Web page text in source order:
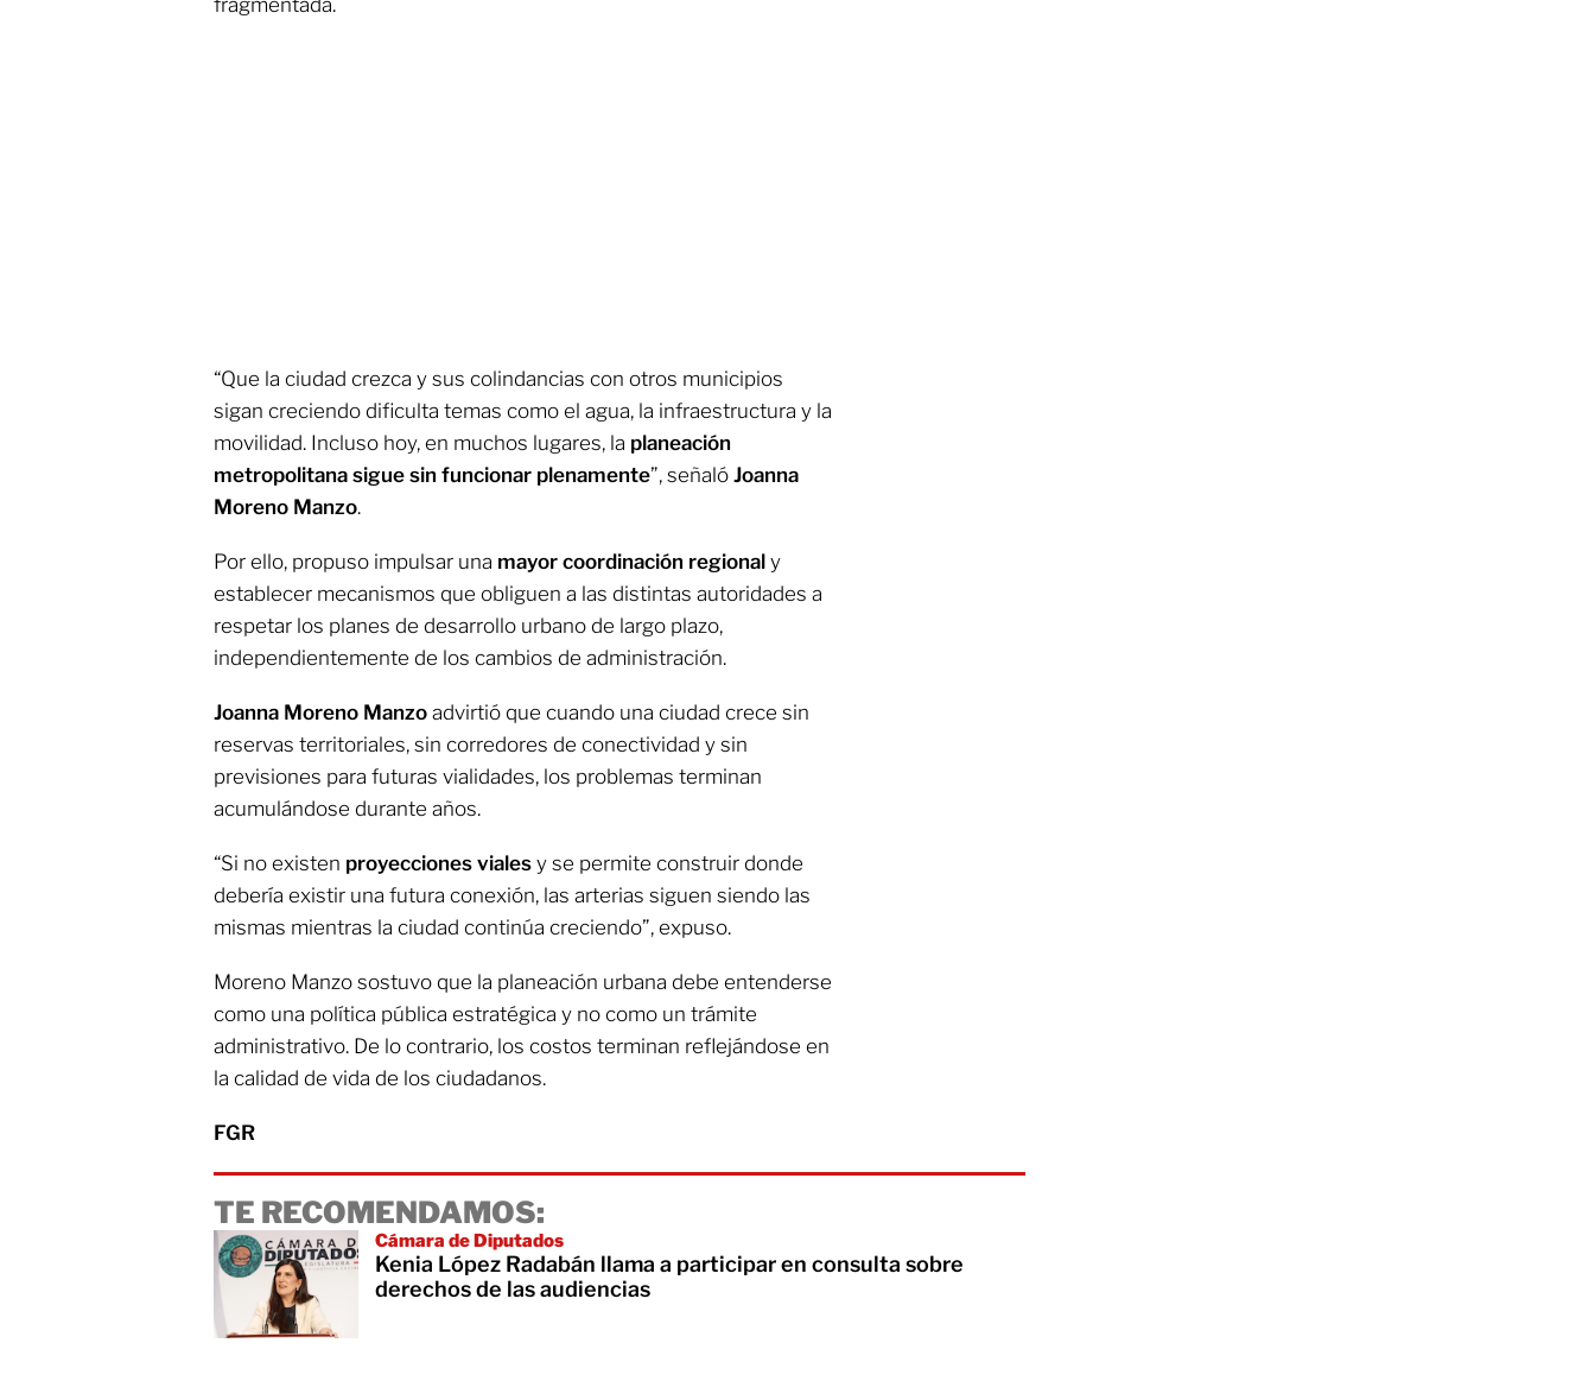
“Que la ciudad crezca y sus colindancias con otros municipios
sigan creciendo dificulta temas como el agua, la infraestructura y la
movilidad. Incluso hoy, en muchos lugares, la planeación
metropolitana sigue sin funcionar plenamente”, señaló Joanna
Moreno Manzo.
Por ello, propuso impulsar una mayor coordinación regional y
establecer mecanismos que obliguen a las distintas autoridades a
respetar los planes de desarrollo urbano de largo plazo,
independientemente de los cambios de administración.
Joanna Moreno Manzo advirtió que cuando una ciudad crece sin
reservas territoriales, sin corredores de conectividad y sin
previsiones para futuras vialidades, los problemas terminan
acumulándose durante años.
“Si no existen proyecciones viales y se permite construir donde
debería existir una futura conexión, las arterias siguen siendo las
mismas mientras la ciudad continúa creciendo”, expuso.
Moreno Manzo sostuvo que la planeación urbana debe entenderse
como una política pública estratégica y no como un trámite
administrativo. De lo contrario, los costos terminan reflejándose en
la calidad de vida de los ciudadanos.
FGR
TE RECOMENDAMOS:
Cámara de Diputados
Kenia López Radabán llama a participar en consulta sobre
derechos de las audiencias